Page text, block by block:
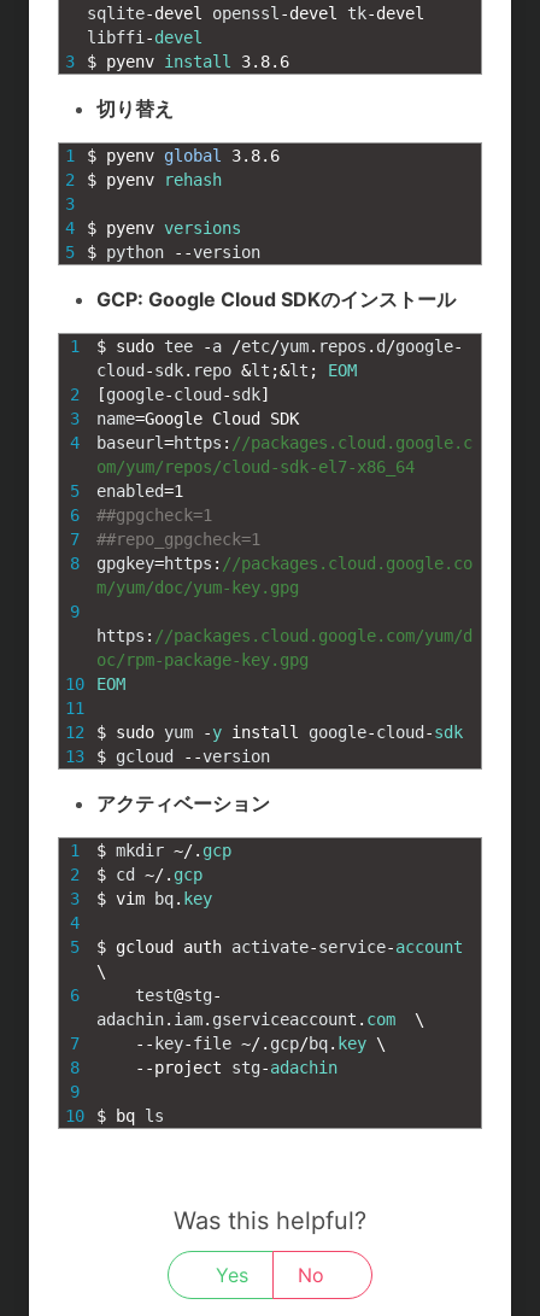
3
sqlite-devel openssl -devel tk-
libffi -devel
$ pyenv install 3.8.6
切り替え
1
2
3
4
5
$ pyenv global
3.8.6
$ pyenv rehash
$ pyenv versions
$ python --version
GCP: Google Cloud SDKのインストール
1
2
3
4
5
6
7
8
9
10
11
12
13
$ sudo tee -a /etc/yum. repos . d /google-
cloud -sdk. repo &lt ;&lt ;
EOM
[google-cloud -sdk]
name=Google Cloud SDK
baseurl=https : //packages.cloud.google.c
om/yum/repos/cloud-sdk-el7-x86_64
enabled=1
##gpgcheck=1
##repo_gpgcheck=1
gpgkey=https : //packages.cloud.google.co
m/yum/doc/yum-key.gpg
https : //packages.cloud.google.com/yum/d
oc/rpm-package-key.gpg
EOM
$ sudo yum -y install google-cloud -sdk
$ gcloud --version
アクティベーション
1
2
3
4
5
6
7
8
9
10
$ mkdir ~/. gcp
$ cd ~/. gcp
$ vim bq. key
$ gcloud auth activate-service-account
\
test@stg-
adachin. iam. gserviceaccount . com
\
-- key-file ~/. gcp/bq. key \
--project stg-adachin
$ bq ls
Was this helpful?
Yes No